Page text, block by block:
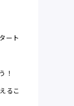
ート
！
るこ